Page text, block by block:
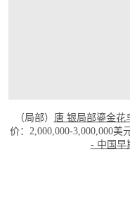
（局部） 唐 银局部鎏金花
价：2,000,000-3,000,000美
- 中国早